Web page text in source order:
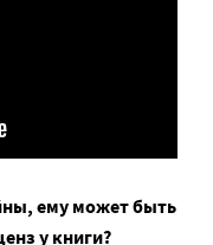
ему может быть
у книги?